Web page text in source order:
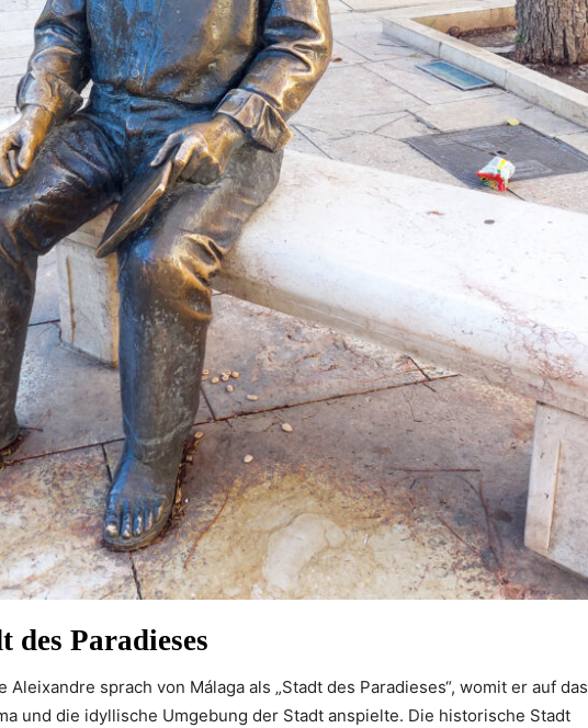
des Paradieses
sprach von Málaga als „Stadt des Paradieses“, womit er auf das
und die idyllische Umgebung der Stadt anspielte. Die historische Stadt